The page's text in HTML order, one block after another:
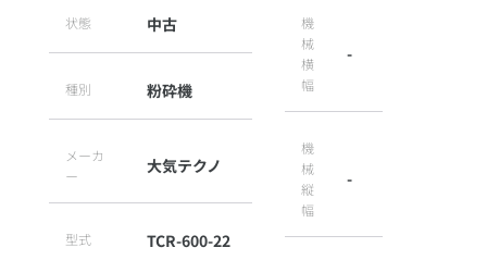
状態 中古
種別 粉砕機
メーカ
ー
大気テクノ
型式 TCR-600-22
機
械
横
幅
-
機
械
縦
幅
-